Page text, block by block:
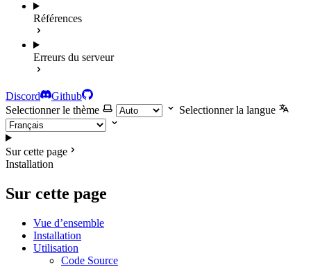
Références
Erreurs du serveur
Discord
Github
Selectionner le thème
Selectionner la langue
Sur cette page
Installation
Sur cette page
Vue d’ensemble
Installation
Utilisation
Code Source